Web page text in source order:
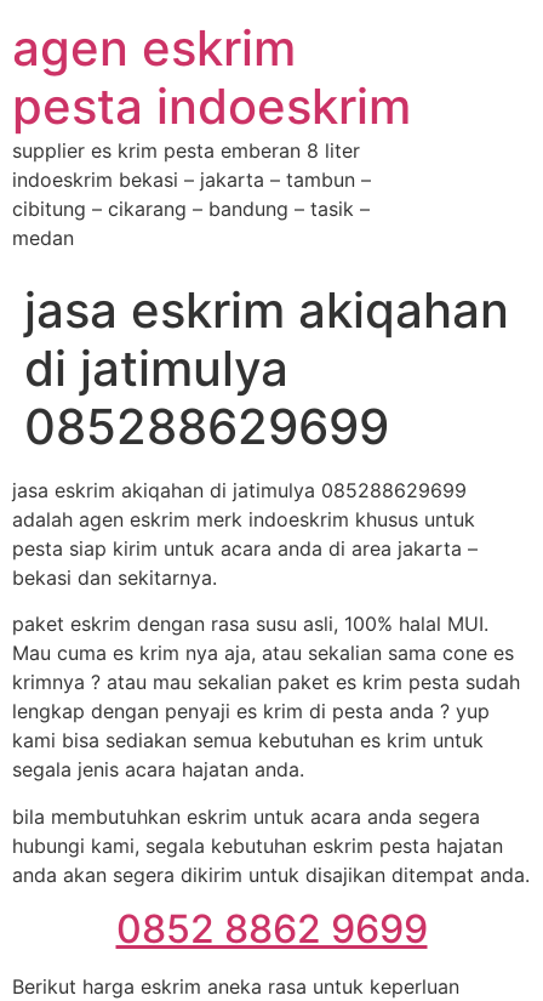
agen eskrim
pesta indoeskrim
supplier es krim pesta emberan 8 liter
indoeskrim bekasi – jakarta – tambun –
cibitung – cikarang – bandung – tasik –
medan
jasa eskrim akiqahan
di jatimulya
085288629699
jasa eskrim akiqahan di jatimulya 085288629699
adalah agen eskrim merk indoeskrim khusus untuk
pesta siap kirim untuk acara anda di area jakarta –
bekasi dan sekitarnya.
paket eskrim dengan rasa susu asli, 100% halal MUI.
Mau cuma es krim nya aja, atau sekalian sama cone es
krimnya ? atau mau sekalian paket es krim pesta sudah
lengkap dengan penyaji es krim di pesta anda ? yup
kami bisa sediakan semua kebutuhan es krim untuk
segala jenis acara hajatan anda.
bila membutuhkan eskrim untuk acara anda segera
hubungi kami, segala kebutuhan eskrim pesta hajatan
anda akan segera dikirim untuk disajikan ditempat anda.
0852 8862 9699
Berikut harga eskrim aneka rasa untuk keperluan